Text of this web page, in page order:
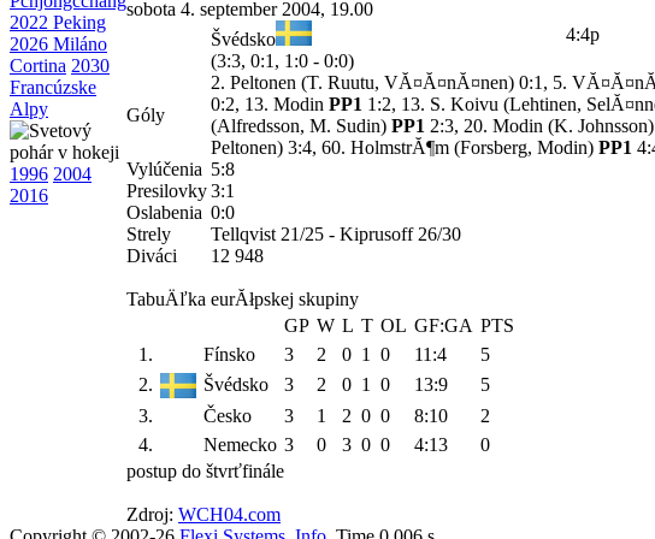
2022 Peking
2026 Miláno
Cortina 2030
Francúzske
Alpy
1996 2004
2016
sobota 4. september 2004, 19.00
Švédsko
4:4p
(3:3, 0:1, 1:0 - 0:0)
Góly
2. Peltonen (T. Ruutu, VĂ¤Ă¤nĂ¤nen) 0:1, 5.
0:2, 13. Modin PP1 1:2, 13. S. Koivu (Lehtinen,
(Alfredsson, M. Sudin) PP1 2:3, 20. Modin (K.
Peltonen) 3:4, 60. HolmstrĂ¶m (Forsberg, Modin) PP1
Vylúčenia 5:8
Presilovky3:1
Oslabenia 0:0
Strely
Tellqvist 21/25 - Kiprusoff 26/30
Diváci
12 948
TabuÄľka eurĂłpskej skupiny
GP W L T OL GF:GA PTS
1.
Fínsko 3 2 0 1 0 11:4
5
2.
Švédsko 3 2 0 1 0 13:9
5
3.
Česko 3 1 2 0 0 8:10
2
4.
Nemecko 3 0 3 0 0 4:13
0
postup do štvrťfinále
Zdroj: WCH04.com